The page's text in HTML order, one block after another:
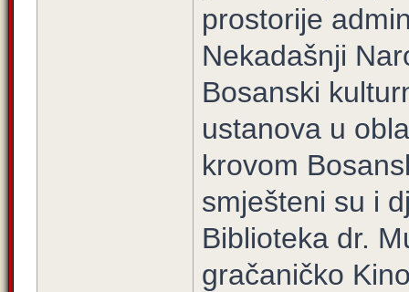
prostorije
Nekadašnji
Bosanski
ustanova u
krovom
smješteni su i
Biblioteka dr.
gračaničko